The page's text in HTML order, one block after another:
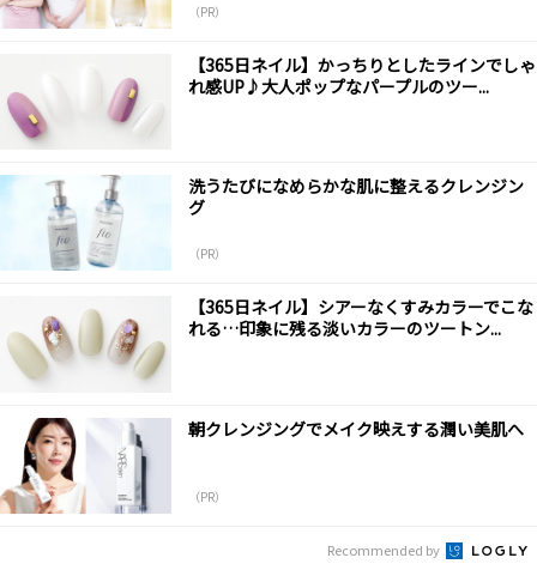
（PR）
【365日ネイル】かっちりとしたラインでしゃ
れ感UP♪大人ポップなパープルのツー...
洗うたびになめらかな肌に整えるクレンジン
グ
（PR）
【365日ネイル】シアーなくすみカラーでこな
れる…印象に残る淡いカラーのツートン...
朝クレンジングでメイク映えする潤い美肌へ
（PR）
Recommended by